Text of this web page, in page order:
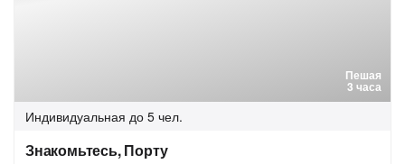
Пешая
3 часа
Индивидуальная до 5 чел.
Знакомьтесь, Порту